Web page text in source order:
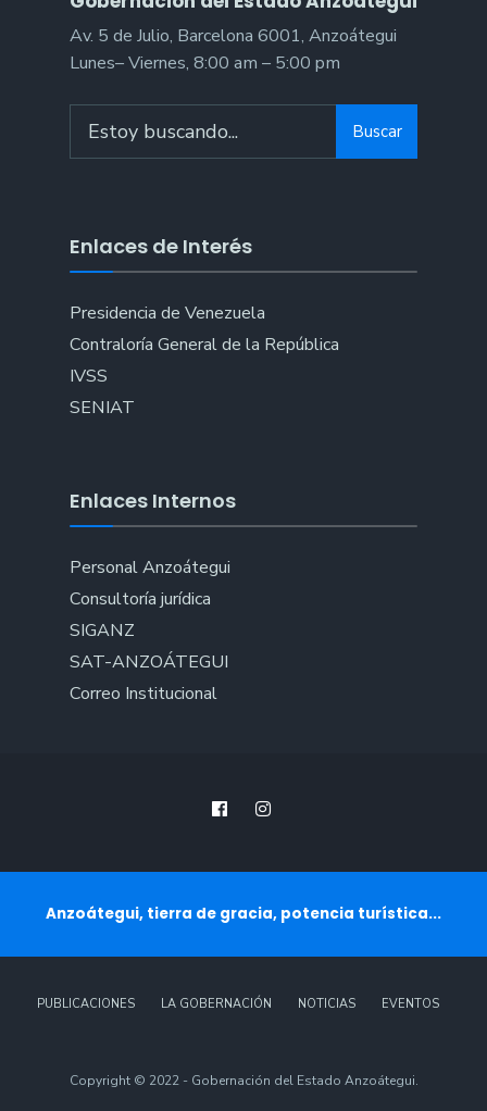
Av. 5 de Julio, Barcelona 6001, Anzoátegui
Lunes– Viernes, 8:00 am – 5:00 pm
for:
Buscar
Enlaces de Interés
Presidencia de Venezuela
Contraloría General de la República
IVSS
SENIAT
Enlaces Internos
Personal Anzoátegui
Consultoría jurídica
SIGANZ
SAT-ANZOÁTEGUI
Correo Institucional
Anzoátegui, tierra de gracia, potencia turística...
PUBLICACIONES LA GOBERNACIÓN NOTICIAS EVENTOS
Copyright © 2022 - Gobernación del Estado Anzoátegui.